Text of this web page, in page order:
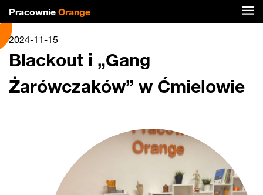
Pracownie Orange
2024-11-15
Blackout i „Gang
Żarówczaków” w Ćmielowie